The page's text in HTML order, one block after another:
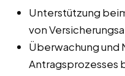
Unterstützung
von
Überwachung und
Antragsprozesses